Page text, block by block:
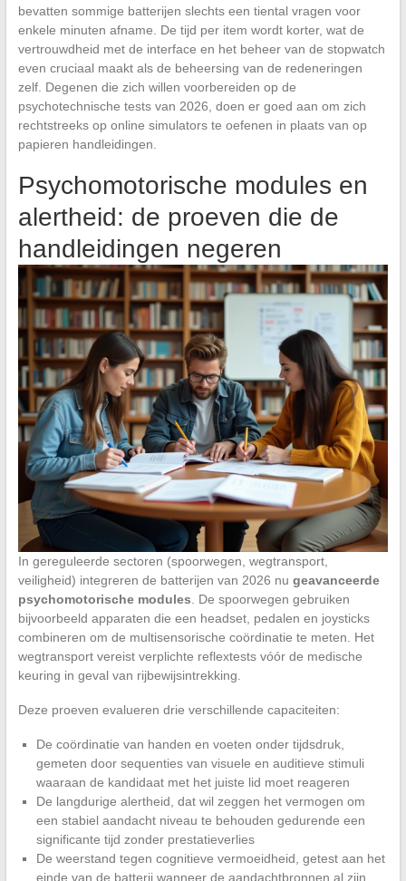
bevatten sommige batterijen slechts een tiental vragen voor
enkele minuten afname. De tijd per item wordt korter, wat de
vertrouwdheid met de interface en het beheer van de stopwatch
even cruciaal maakt als de beheersing van de redeneringen
zelf. Degenen die zich willen voorbereiden op de
psychotechnische tests van 2026, doen er goed aan om zich
rechtstreeks op online simulators te oefenen in plaats van op
papieren handleidingen.
Psychomotorische modules en
alertheid: de proeven die de
handleidingen negeren
In gereguleerde sectoren (spoorwegen, wegtransport,
veiligheid) integreren de batterijen van 2026 nu geavanceerde
psychomotorische modules. De spoorwegen gebruiken
bijvoorbeeld apparaten die een headset, pedalen en joysticks
combineren om de multisensorische coördinatie te meten. Het
wegtransport vereist verplichte reflextests vóór de medische
keuring in geval van rijbewijsintrekking.
Deze proeven evalueren drie verschillende capaciteiten:
De coördinatie van handen en voeten onder tijdsdruk,
gemeten door sequenties van visuele en auditieve stimuli
waaraan de kandidaat met het juiste lid moet reageren
De langdurige alertheid, dat wil zeggen het vermogen om
een stabiel aandacht niveau te behouden gedurende een
significante tijd zonder prestatieverlies
De weerstand tegen cognitieve vermoeidheid, getest aan het
einde van de batterij wanneer de aandachtbronnen al zijn